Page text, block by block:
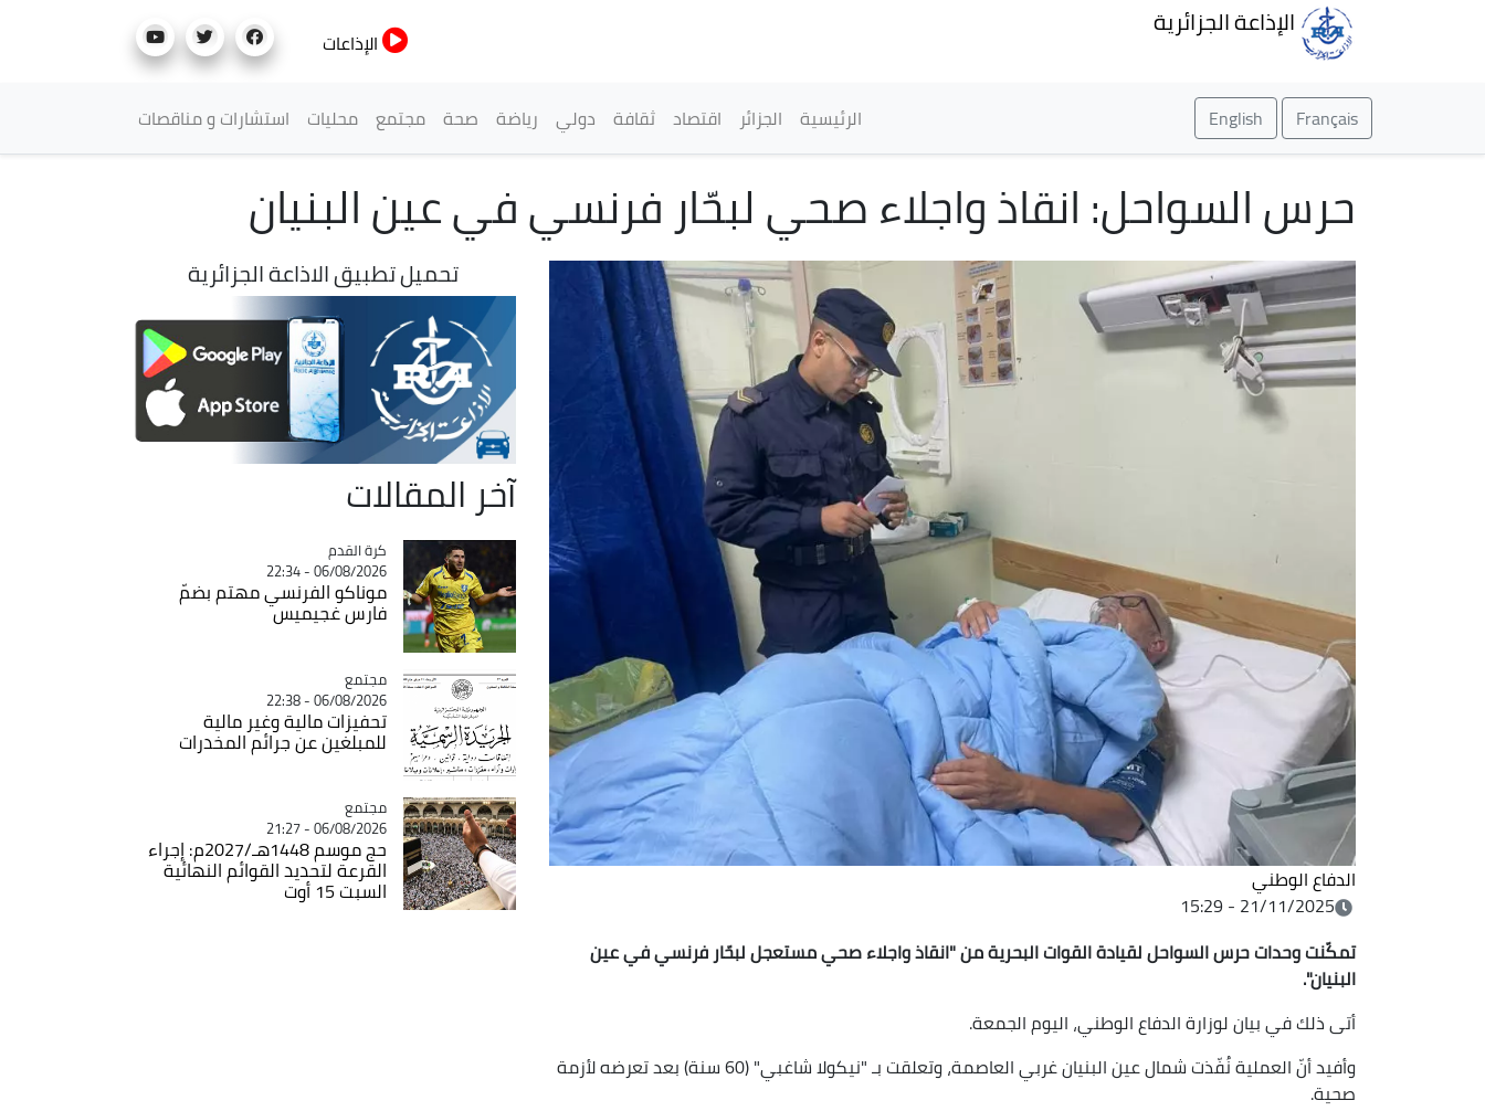
الإذاعة الجزائرية
الإذاعات
Français
English القائمة الرئيسية
الرئيسية الجزائر اقتصاد ثقافة دولي رياضة صحة مجتمع محليات استشارات و مناقصات
حرس السواحل: انقاذ واجلاء صحي لبحّار فرنسي في عين البنيان
الدفاع الوطني
21/11/2025 - 15:29
تمكّنت وحدات حرس السواحل لقيادة القوات البحرية من "انقاذ واجلاء صحي مستعجل لبحّار فرنسي في عين
البنيان".
أتى ذلك في بيان لوزارة الدفاع الوطني، اليوم الجمعة.
وأفيد أنّ العملية نُفّذت شمال عين البنيان غربي العاصمة، وتعلقت بـ "نيكولا شاغبي" (60 سنة) بعد تعرضه لأزمة
صحية.
تحميل تطبيق الاذاعة الجزائرية
آخر المقالات
Catégorie
كرة القدم
06/08/2026 - 22:34
موناكو الفرنسي مهتم بضمّ
فارس غجيميس
Catégorie
مجتمع
06/08/2026 - 22:38
تحفيزات مالية وغير مالية
للمبلغين عن جرائم المخدرات
Catégorie
مجتمع
06/08/2026 - 21:27
حج موسم 1448هـ/2027م: إجراء
القرعة لتحديد القوائم النهائية
السبت 15 أوت